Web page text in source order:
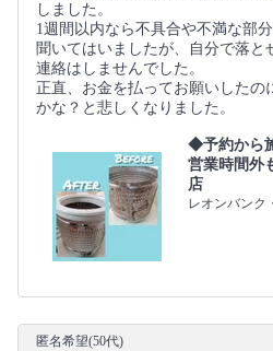
しました。
1週間以内なら不具合や不満な部
聞いてはいましたが、自分で落と
連絡はしませんでした。
正直、お金を払ってお願いしたの
かな？と悲しくなりました。
◆予約から
営業時間外
店
レオンバンク
匿名希望(50代)